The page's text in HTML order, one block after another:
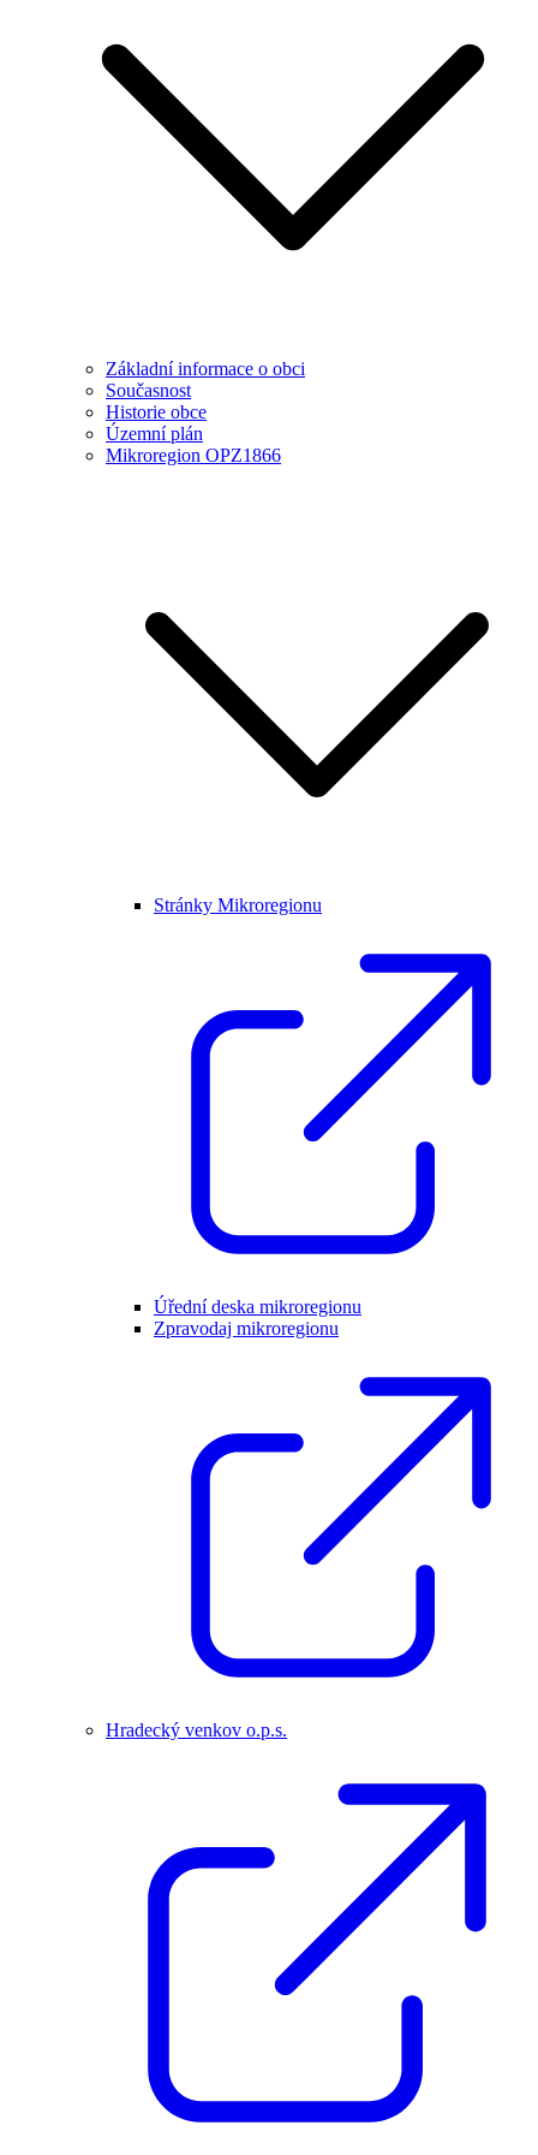
Základní informace o obci
Současnost
Historie obce
Územní plán
Mikroregion OPZ1866
Stránky Mikroregionu
Úřední deska mikroregionu
Zpravodaj mikroregionu
Hradecký venkov o.p.s.